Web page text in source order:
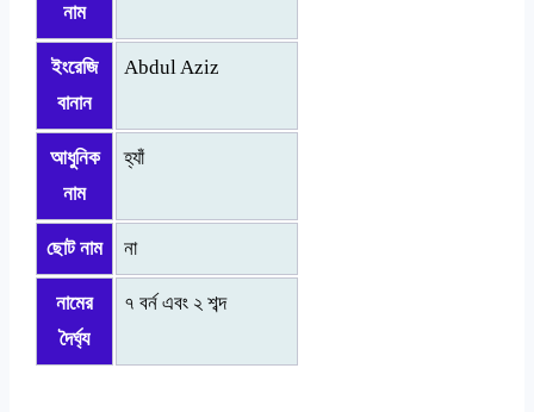
নাম
ইংরেজি
বানান
Abdul Aziz
আধুনিক
নাম
হ্যাঁ
ছোট নাম না
নামের
দৈর্ঘ্য
৭ বর্ন এবং ২ শব্দ